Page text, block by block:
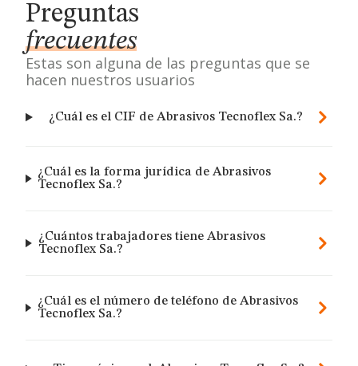
Preguntas
frecuentes
Estas son alguna de las preguntas que se
hacen nuestros usuarios
¿Cuál es el CIF de Abrasivos Tecnoflex Sa.?
¿Cuál es la forma jurídica de Abrasivos
Tecnoflex Sa.?
¿Cuántos trabajadores tiene Abrasivos
Tecnoflex Sa.?
¿Cuál es el número de teléfono de Abrasivos
Tecnoflex Sa.?